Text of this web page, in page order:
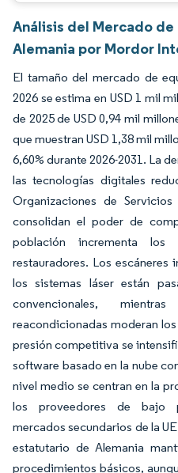
Análisis del Mercado
Alemania por Mordor
El tamaño del mercado de
2026 se estima en USD 1 mil
de 2025 de USD 0,94 mil
que muestran USD 1,38 mil
6,60% durante 2026-2031. La
las tecnologías digitales
Organizaciones de
consolidan el poder de
población incrementa los
restauradores. Los escáneres
los sistemas láser están
convencionales,
reacondicionadas moderan
presión competitiva se
software basado en la nube
nivel medio se centran en la
los proveedores de bajo
mercados secundarios de la
estatutario de Alemania
procedimientos básicos,